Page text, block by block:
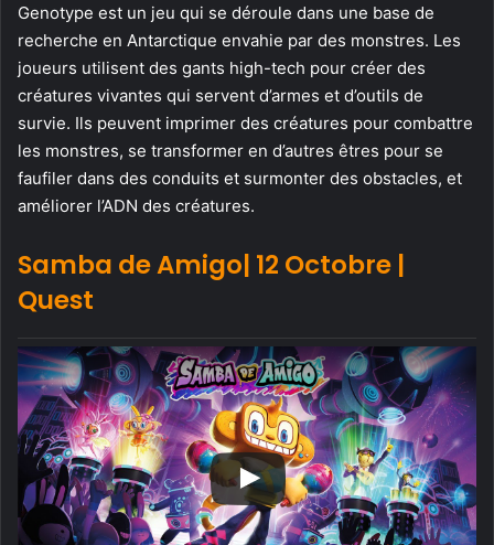
Genotype est un jeu qui se déroule dans une base de
recherche en Antarctique envahie par des monstres. Les
joueurs utilisent des gants high-tech pour créer des
créatures vivantes qui servent d’armes et d’outils de
survie. Ils peuvent imprimer des créatures pour combattre
les monstres, se transformer en d’autres êtres pour se
faufiler dans des conduits et surmonter des obstacles, et
améliorer l’ADN des créatures.
Samba de Amigo| 12 Octobre |
Quest